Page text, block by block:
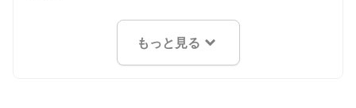
もっと見る